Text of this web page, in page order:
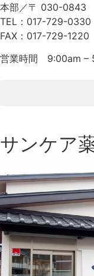
本部／〒 030-0843
TEL：017-729-0330
FAX：017-729-1220
営業時間 9:00am –
サンケア